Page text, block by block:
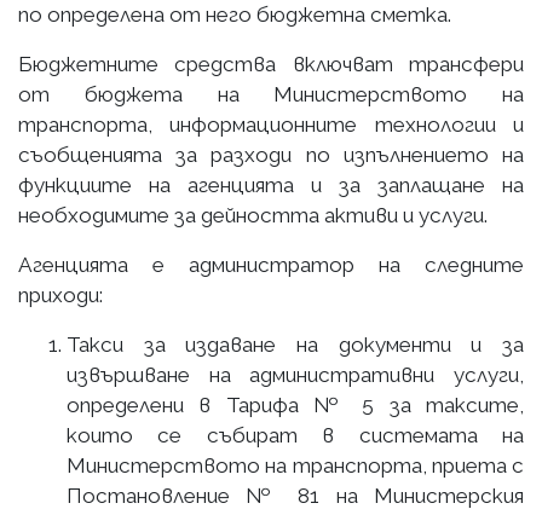
по определена от него бюджетна сметка.
Бюджетните средства включват трансфери
от бюджета на Министерството на
транспорта, информационните технологии и
съобщенията за разходи по изпълнението на
функциите на агенцията и за заплащане на
необходимите за дейността активи и услуги.
Агенцията е администратор на следните
приходи:
Такси за издаване на документи и за
извършване на административни услуги,
определени в Тарифа № 5 за таксите,
които се събират в системата на
Министерството на транспорта, приета с
Постановление № 81 на Министерския